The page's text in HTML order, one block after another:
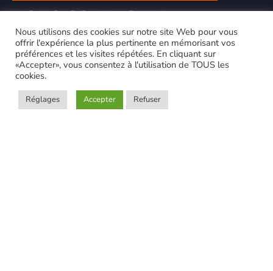
NOUS CONTACTER
Nous utilisons des cookies sur notre site Web pour vous
offrir l'expérience la plus pertinente en mémorisant vos
préférences et les visites répétées. En cliquant sur
«Accepter», vous consentez à l'utilisation de TOUS les
cookies.
Réglages Accepter Refuser